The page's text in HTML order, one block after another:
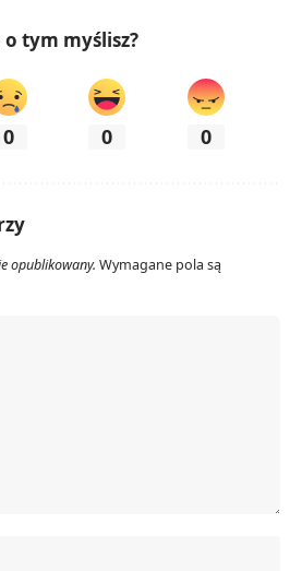
o tym myślisz?
0 0 0
opublikowany. Wymagane pola są